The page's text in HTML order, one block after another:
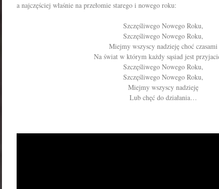
a najczęściej właśnie na przełomie starego i nowego roku:
Szczęśliwego Nowego Roku,
Szczęśliwego Nowego Roku,
Miejmy wszyscy nadzieję choć czasami
Na świat w którym każdy sąsiad jest
Szczęśliwego Nowego Roku,
Szczęśliwego Nowego Roku,
Miejmy wszyscy nadzieję
Lub chęć do działania…